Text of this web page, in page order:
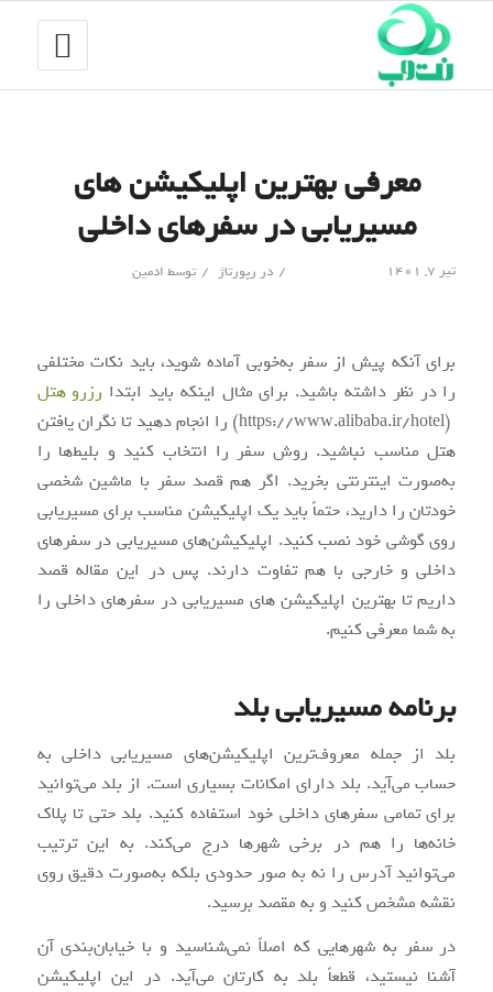
معرفی بهترین اپلیکیشن های
مسیریابی در سفرهای داخلی
تیر ۷, ۱۴۰۱ / در رپورتاژ / توسط ادمین
برای آنکه پیش از سفر به‌خوبی آماده شوید، باید نکات مختلفی
را در نظر داشته باشید. برای مثال اینکه باید ابتدا رزرو هتل
(https://www.alibaba.ir/hotel) را انجام دهید تا نگران یافتن
هتل مناسب نباشید. روش سفر را انتخاب کنید و بلیط‌ها را
به‌صورت اینترنتی بخرید. اگر هم قصد سفر با ماشین شخصی
خودتان را دارید، حتماً باید یک اپلیکیشن مناسب برای مسیریابی
روی گوشی خود نصب کنید. اپلیکیشن‌های مسیریابی در سفرهای
داخلی و خارجی با هم تفاوت دارند. پس در این مقاله قصد
داریم تا بهترین اپلیکیشن های مسیریابی در سفرهای داخلی را
به شما معرفی کنیم.
برنامه مسیریابی بلد
بلد از جمله معروف‌ترین اپلیکیشن‌های مسیریابی داخلی به
حساب می‌آید. بلد دارای امکانات بسیاری است. از بلد می‌توانید
برای تمامی سفرهای داخلی خود استفاده کنید. بلد حتی تا پلاک
خانه‌ها را هم در برخی شهرها درج می‌کند. به این ترتیب
می‌توانید آدرس را نه به صور حدودی بلکه به‌صورت دقیق روی
نقشه مشخص کنید و به مقصد برسید.
در سفر به شهرهایی که اصلاً نمی‌شناسید و با خیابان‌بندی آن
آشنا نیستید، قطعاً بلد به کارتان می‌آید. در این اپلیکیشن